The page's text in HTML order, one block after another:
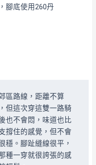
腳底使用260丹
區路線，距離不算
但這次穿這雙一路騎
也不會悶，味道也比
撐住的感覺，但不會
穩。腳趾縫線很平，
種一穿就很誇張的感